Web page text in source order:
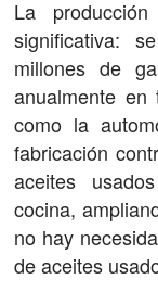
La
significativa:
millones de
anualmente en
como la
fabricación
aceites
cocina,
no hay
de aceites